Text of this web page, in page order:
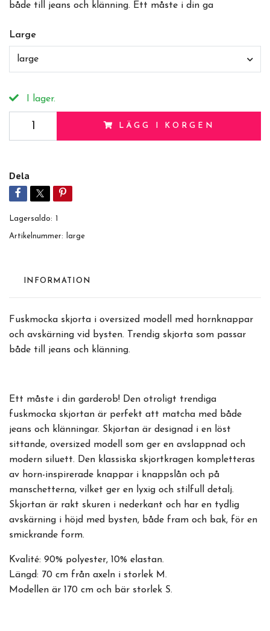
både till jeans och klänning. Ett måste i din ga
Large
large
I lager.
LÄGG I KORGEN
Dela
Lagersaldo: 1
Artikelnummer: large
INFORMATION
Fuskmocka skjorta i oversized modell med hornknappar
och avskärning vid bysten. Trendig skjorta som passar
både till jeans och klänning.
Ett måste i din garderob! Den otroligt trendiga
fuskmocka skjortan är perfekt att matcha med både
jeans och klänningar. Skjortan är designad i en löst
sittande, oversized modell som ger en avslappnad och
modern siluett. Den klassiska skjortkragen kompletteras
av horn-inspirerade knappar i knappslån och på
manschetterna, vilket ger en lyxig och stilfull detalj.
Skjortan är rakt skuren i nederkant och har en tydlig
avskärning i höjd med bysten, både fram och bak, för en
smickrande form.
Kvalité: 90% polyester, 10% elastan.
Längd: 70 cm från axeln i storlek M.
Modellen är 170 cm och bär storlek S.